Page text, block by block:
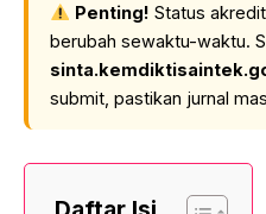
Penting! Status
berubah sewaktu-waktu.
submit, pastikan jurnal